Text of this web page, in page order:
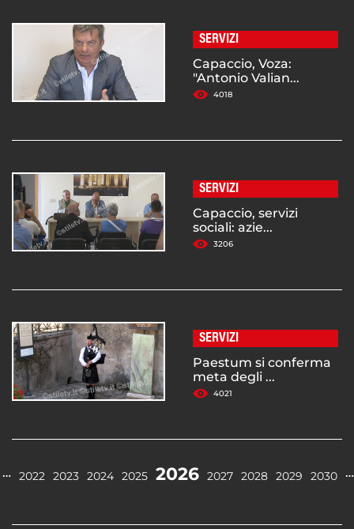
SERVIZI
Capaccio, Voza:
"Antonio Valian...
4018
SERVIZI
Capaccio, servizi
sociali: azie...
3206
SERVIZI
Paestum si conferma
meta degli ...
4021
… 2022 2023 2024 2025 2026 2027 2028 2029 2030 …